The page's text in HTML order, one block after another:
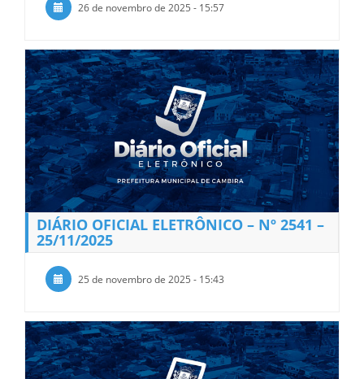
26 de novembro de 2025 - 15:57
DIÁRIO OFICIAL ELETRÔNICO – Nº 2541 –
25/11/2025
25 de novembro de 2025 - 15:43